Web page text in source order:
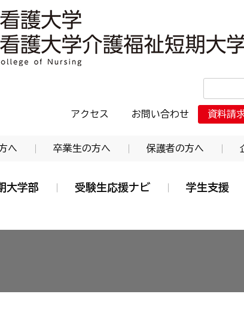
日本赤十字東北看護大学介護福祉短期大学部
アクセス お問い合わせ 資料請
へ 卒業生の方へ 保護者の方へ
大学部 受験生応援ナビ 学生支援